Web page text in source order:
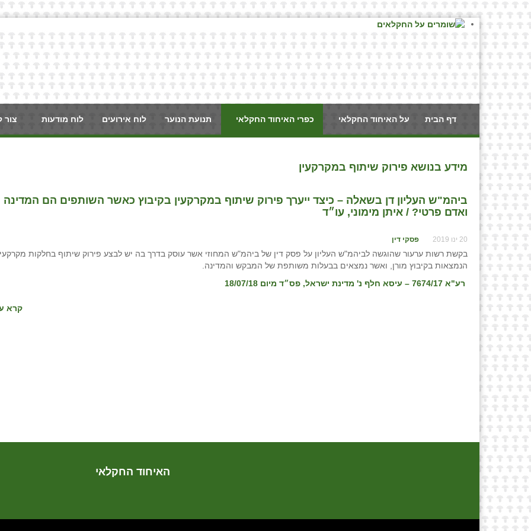
דף הבית על האיחוד החקלאי כפרי האיחוד החקלאי תנועת הנוער לוח אירועים לוח מודעות צור
מידע בנושא פירוק שיתוף במקרקעין
ביהמ"ש העליון דן בשאלה – כיצד ייערך פירוק שיתוף במקרקעין בקיבוץ כאשר השותפים הם המדינה
ואדם פרטי? / איתן מימוני, עו״ד
20 ינו 2019 פסקי דין
בקשת רשות ערעור שהוגשה לביהמ"ש העליון על פסק דין של ביהמ"ש המחוזי אשר עוסק בדרך בה יש לבצע פירוק שיתוף בחלקות
הנמצאות בקיבוץ מורן, ואשר נמצאים בבעלות משותפת של המבקש והמדינה.
רע"א 7674/17 – עיסא חלף נ' מדינת ישראל, פס״ד מיום 18/07/18
קרא
האיחוד החקלאי